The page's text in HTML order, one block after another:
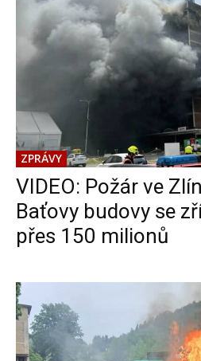
ZPRÁVY
VIDEO: Požár ve
Baťovy budovy se
přes 150 milionů